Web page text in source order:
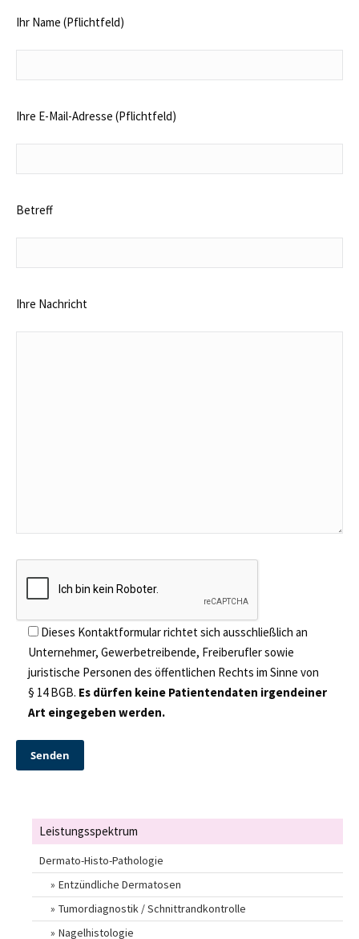
Ihr Name (Pflichtfeld)
Ihre E-Mail-Adresse (Pflichtfeld)
Betreff
Ihre Nachricht
Dieses Kontaktformular richtet sich ausschließlich an
Unternehmer, Gewerbetreibende, Freiberufler sowie
juristische Personen des öffentlichen Rechts im Sinne von
§ 14 BGB. Es dürfen keine Patientendaten irgendeiner
Art eingegeben werden.
Leistungsspektrum
Dermato-Histo-Pathologie
Entzündliche Dermatosen
Tumordiagnostik / Schnittrandkontrolle
Nagelhistologie